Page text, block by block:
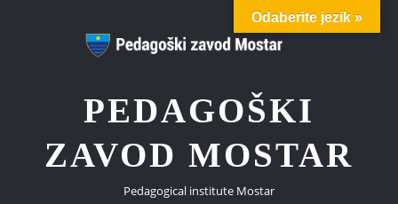
PEDAGOŠKI
ZAVOD MOSTAR
Pedagogical institute Mostar
Odaberite jezik »